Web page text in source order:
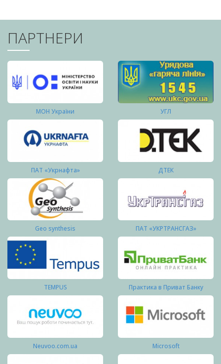
ПАРТНЕРИ
МОН України УГЛ
ПАТ «Укрнафта» ДТЕК
Geo synthesis ПАТ «УКРТРАНСГАЗ»
TEMPUS Практика в Приват Банку
Neuvoo.com.ua Microsoft